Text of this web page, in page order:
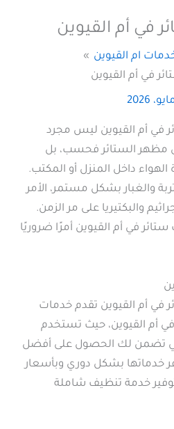
في أم القيوين
ام القيوين
في أم القيوين
في أم القيوين ليس مجرد
مظهر الستائر فحسب، بل
داخل المنزل أو المكتب.
والغبار بشكل مستمر، الأمر
والبكتيريا على مر الزمن.
في أم القيوين أمرًا ضروريًا
في أم القيوين تقدم خدمات
أم القيوين، حيث تستخدم
تضمن لك الحصول على أفضل
خدماتها بشكل دوري وبأسعار
خدمة تنظيف شاملة